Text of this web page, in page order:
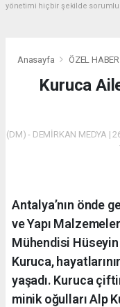
yönetimi hiçbir şekilde sorumlu
Anasayfa ÖZEL HABER
Kuruca
(DM) - DEMİRKAN MEDYA |
Antalya’nın önde
ve Yapı
Mühendisi
Kuruca,
yaşadı. Kuruca
minik oğulları Alp